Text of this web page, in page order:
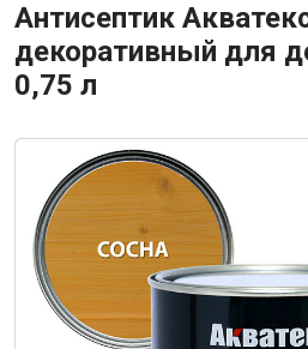
Антисептик
декоративный для
0,75 л
Гидроизоляция
Изоляционные материалы
Кровельные материалы
Ещё 2